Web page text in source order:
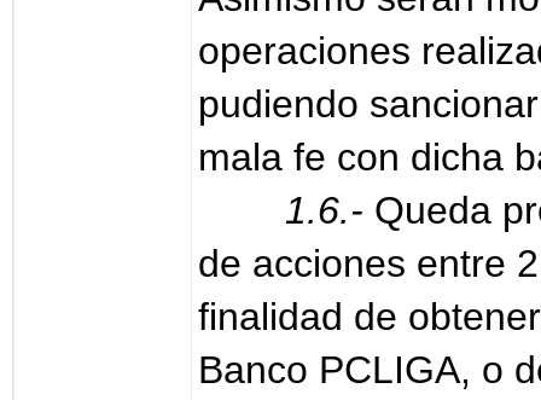
operaciones
pudiendo
mala fe con dicha
1.6.- Queda
de acciones entre
finalidad de
Banco PCLIGA, o